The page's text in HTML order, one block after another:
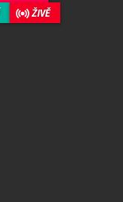
ŽIVĚ